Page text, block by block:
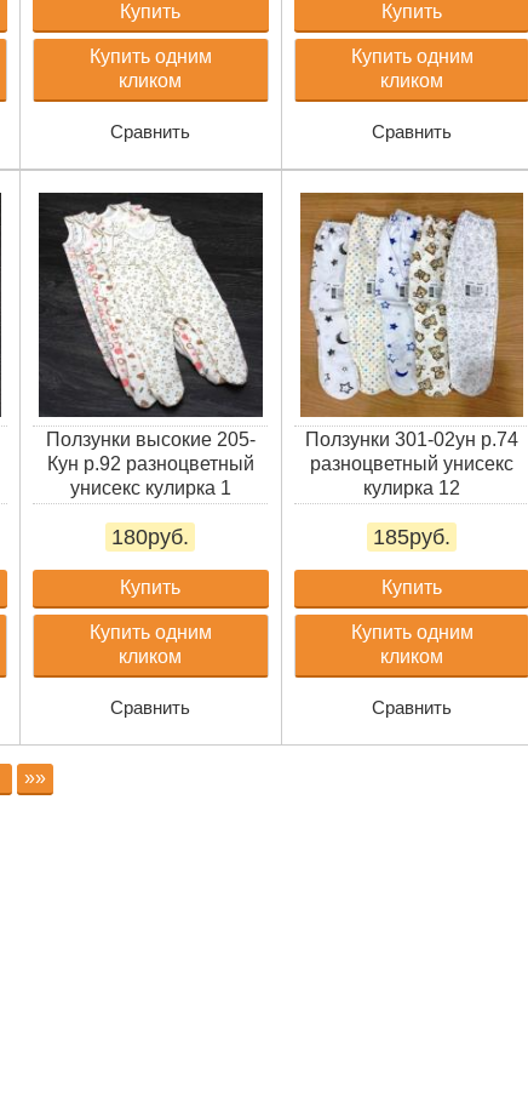
Купить
Купить одним
кликом
Сравнить
Купить
Купить одним
кликом
Сравнить
Ползунки высокие 205-
Кун р.92 разноцветный
унисекс кулирка 1
180руб.
Купить
Купить одним
кликом
Сравнить
Ползунки 301-02ун р.74
разноцветный унисекс
кулирка 12
185руб.
Купить
Купить одним
кликом
Сравнить
»»